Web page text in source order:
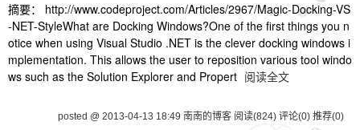
摘要： http://www.codeproject.com/Articles/2967/Magic-Docking-VS
-NET-StyleWhat are Docking Windows?One of the first things you n
otice when using Visual Studio .NET is the clever docking windows i
mplementation. This allows the user to reposition various tool windo
ws such as the Solution Explorer and Propert 阅读全文
posted @ 2013-04-13 18:49 南南的博客 阅读(824) 评论(0) 推荐(0)